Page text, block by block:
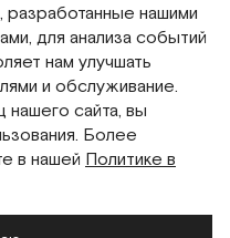
данных
файлов
данных
нашими
для анализа событий
нам улучшать
и обслуживание.
сайта, вы
Более
в нашей Политике в